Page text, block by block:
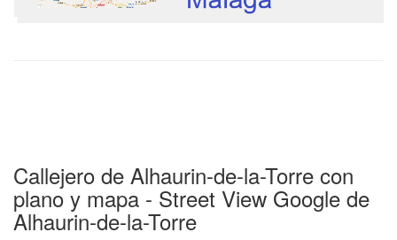
Callejero de Alhaurin-de-la-Torre con
plano y mapa - Street View Google de
Alhaurin-de-la-Torre